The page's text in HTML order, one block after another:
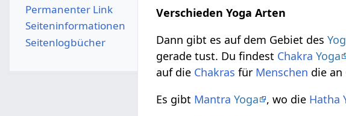
Verschieden Yoga Arten
Dann gibt es auf dem Gebiet des
gerade tust. Du findest Chakra Yoga
auf die Chakras für Menschen die
Es gibt Mantra Yoga , wo die Hatha
Permanenter Link
Seiten­­informationen
Seitenlogbücher